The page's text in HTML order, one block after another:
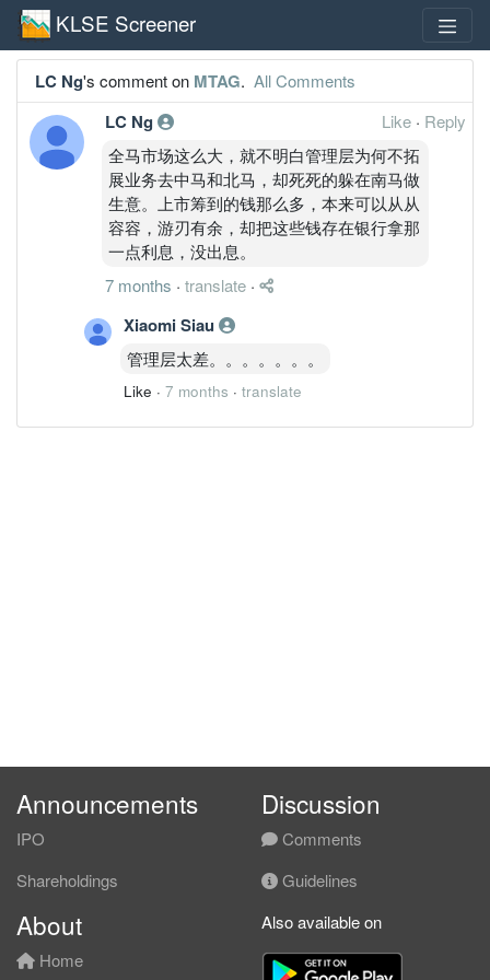
KLSE Screener
LC Ng's comment on MTAG. All Comments
LC Ng Like · Reply
全马市场这么大，就不明白管理层为何不拓
展业务去中马和北马，却死死的躲在南马做
生意。上市筹到的钱那么多，本来可以从从
容容，游刃有余，却把这些钱存在银行拿那
一点利息，没出息。
7 months · translate ·
Xiaomi Siau
管理层太差。。。。。。。
Like · 7 months · translate
Announcements
IPO
Shareholdings
Discussion
Comments
Guidelines
About
Home
Also available on